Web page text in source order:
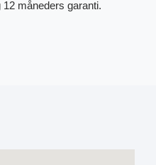
måneders garanti.